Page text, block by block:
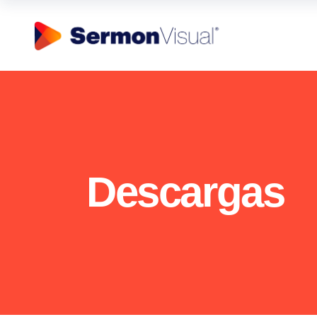
Descargas